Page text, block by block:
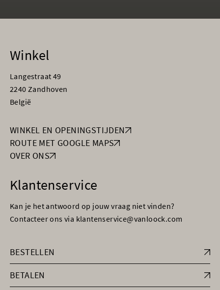
Winkel
Langestraat 49
2240 Zandhoven
België
WINKEL EN OPENINGSTIJDEN
ROUTE MET GOOGLE MAPS
OVER ONS
Klantenservice
Kan je het antwoord op jouw vraag niet vinden?
Contacteer ons via klantenservice@vanloock.com
BESTELLEN
BETALEN